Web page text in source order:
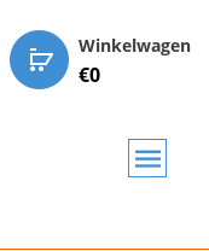
Winkelwagen
€0